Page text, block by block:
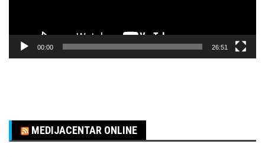
00:00 26:51
MEDIJACENTAR ONLINE